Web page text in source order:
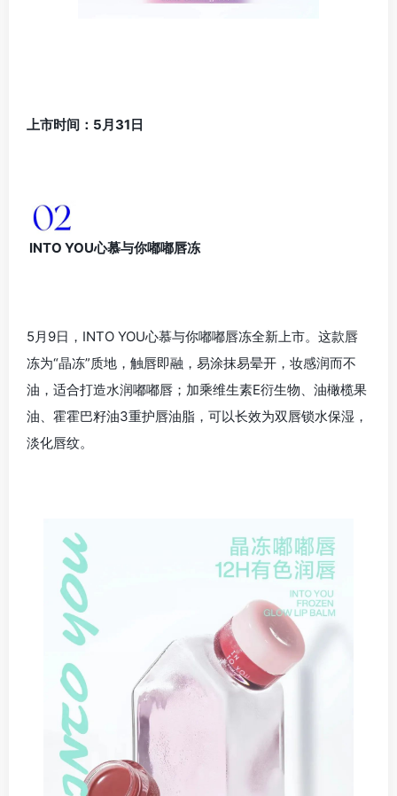
上市时间：5月31日
INTO YOU心慕与你嘟嘟唇冻
5月9日，INTO YOU心慕与你嘟嘟唇冻全新上市。这款唇
冻为“晶冻”质地，触唇即融，易涂抹易晕开，妆感润而不
油，适合打造水润嘟嘟唇；加乘维生素E衍生物、油橄榄果
油、霍霍巴籽油3重护唇油脂，可以长效为双唇锁水保湿，
淡化唇纹。